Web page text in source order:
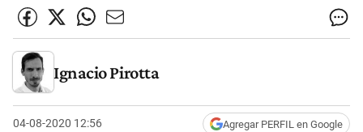
Ignacio Pirotta
04-08-2020 12:56 Agregar PERFIL en Google